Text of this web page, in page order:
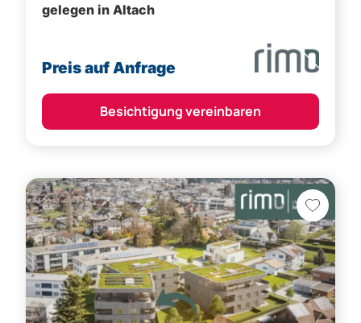
gelegen in Altach
Preis auf Anfrage
Besichtigung vereinbaren